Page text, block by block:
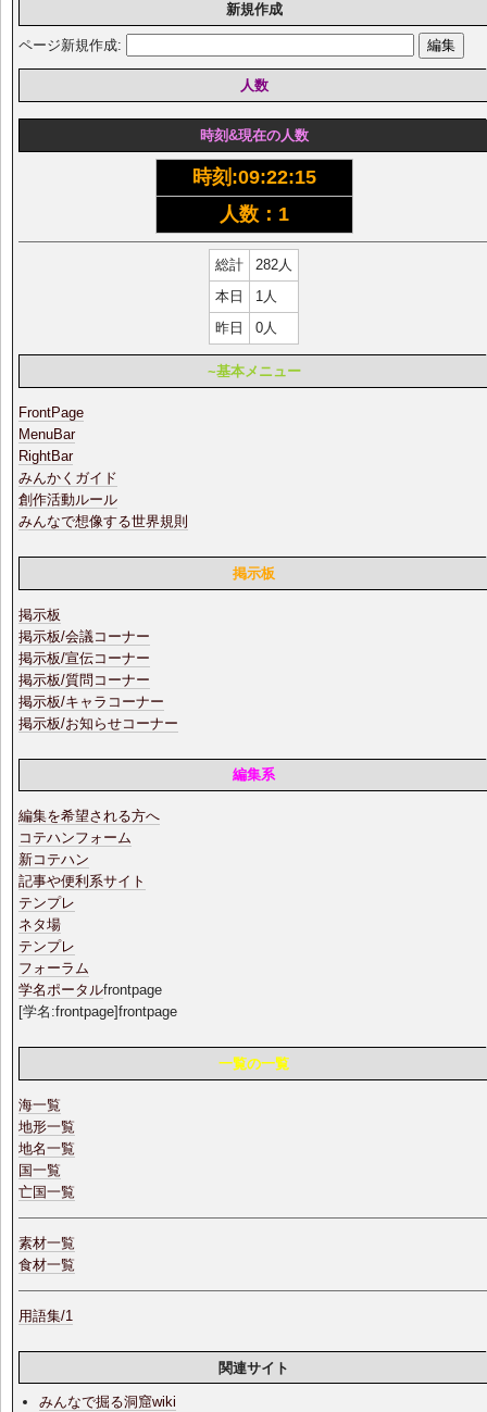
新規作成
ページ新規作成:
人数
時刻&現在の人数
時刻:09:22:15
人数：1
総計
282人
本日
1人
昨日
0人
~基本メニュー
FrontPage
MenuBar
RightBar
みんかくガイド
創作活動ルール
みんなで想像する世界規則
掲示板
掲示板
掲示板/会議コーナー
掲示板/宣伝コーナー
掲示板/質問コーナー
掲示板/キャラコーナー
掲示板/お知らせコーナー
編集系
編集を希望される方へ
コテハンフォーム
新コテハン
記事や便利系サイト
テンプレ
ネタ場
テンプレ
フォーラム
学名ポータルfrontpage
[学名:frontpage]frontpage
一覧の一覧
海一覧
地形一覧
地名一覧
国一覧
亡国一覧
素材一覧
食材一覧
用語集/1
関連サイト
みんなで掘る洞窟wiki